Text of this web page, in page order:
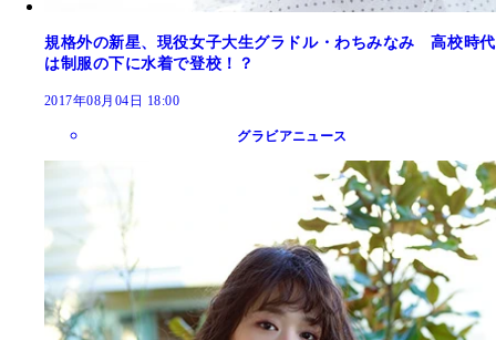
規格外の新星、現役女子大生グラドル・わちみなみ 高校時代
は制服の下に水着で登校！？
2017年08月04日 18:00
グラビアニュース